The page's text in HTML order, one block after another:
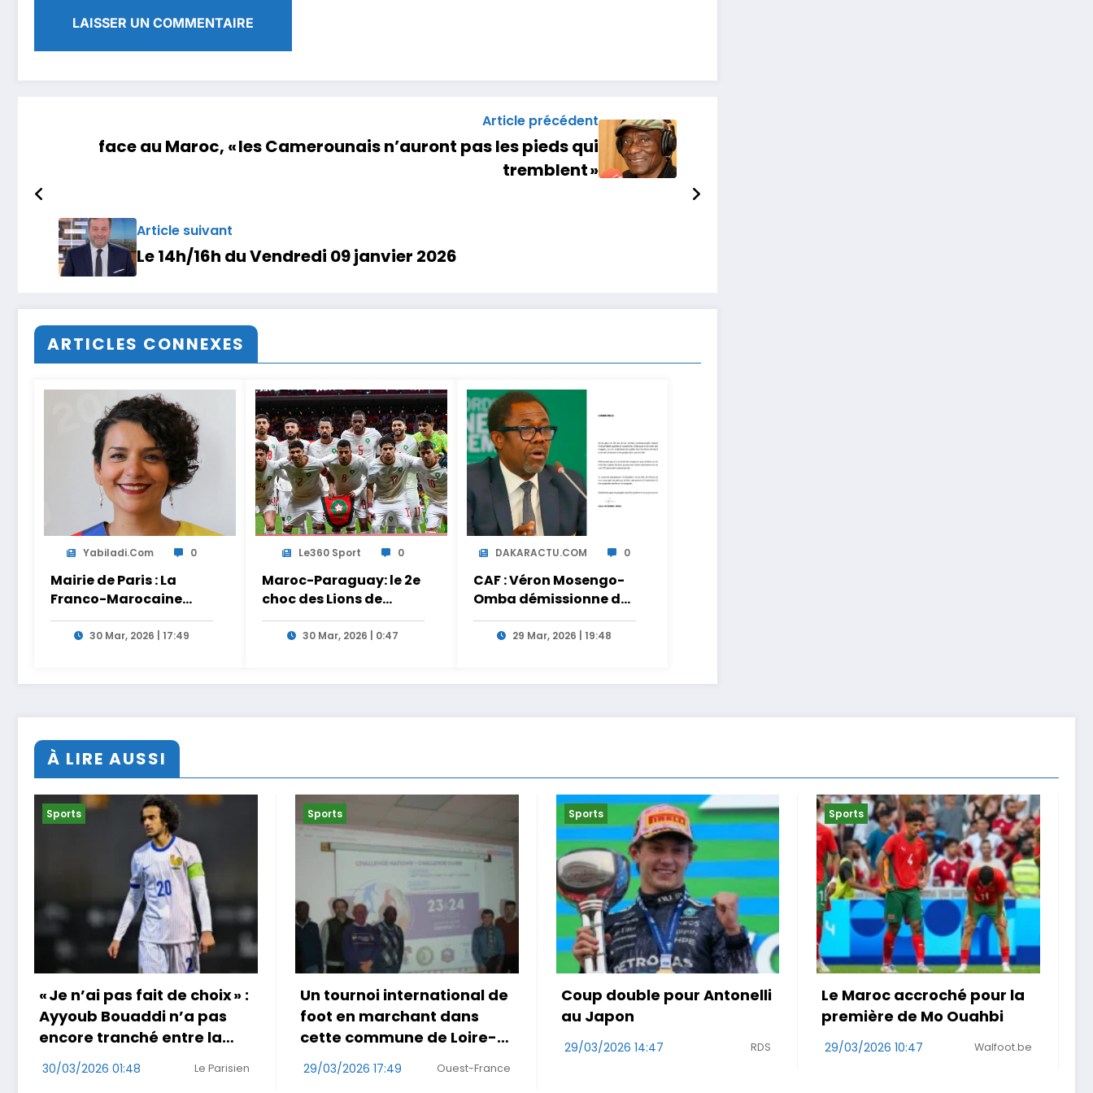
Article précédent
face au Maroc, « les Camerounais n’auront pas les pieds qui
tremblent »
Article suivant
Le 14h/16h du Vendredi 09 janvier 2026
ARTICLES CONNEXES
Yabiladi.com 0
Mairie de Paris : La
Franco-Marocaine
Lamia El Aaraje
nommée première
30 Mar, 2026 | 17:49
Le360 Sport 0
Maroc-Paraguay: le 2e
choc des Lions de
Ouahbi en direct sur
Arryadia30 Mar, 2026 | 0:47
DAKARACTU.COM 0
CAF : Véron Mosengo-
Omba démissionne de
son poste de Secrétaire
Général29 Mar, 2026 | 19:48
À LIRE AUSSI
Sports
Un tournoi international de
foot en marchant dans
cette commune de Loire-
Atlantique
29/03/2026 17:49 Ouest-France
Sports
Coup double pour Antonelli
au Japon
29/03/2026 14:47 RDS
Sports
Le Maroc accroché pour la
première de Mo Ouahbi
29/03/2026 10:47 Walfoot.be
Sports
« Je ne suis pas que la
maladie » . Malgré un
cancer, une Girondine
court le Rallye Aïcha des